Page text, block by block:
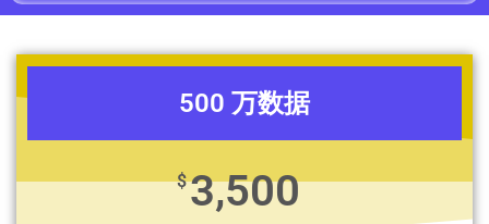
500 万数据
$3,500